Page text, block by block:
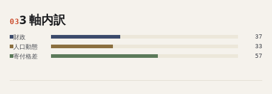
033 軸内訳
財政 37
人口動態 33
寄付格差 57